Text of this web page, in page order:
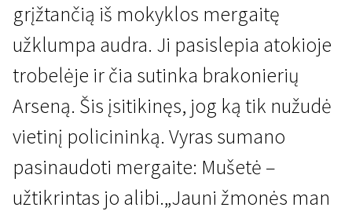
Robertas Bressonas iš arčiau
Mušetė
1 val. 18 min. | Drama | N/A
grįžtančią iš mokyklos mergaitę
užklumpa audra. Ji pasislepia atokioje
trobelėje ir čia sutinka brakonierių
Arseną. Šis įsitikinęs, jog ką tik nužudė
vietinį policininką. Vyras sumano
pasinaudoti mergaite: Mušetė –
užtikrintas jo alibi.„Jauni žmonės man